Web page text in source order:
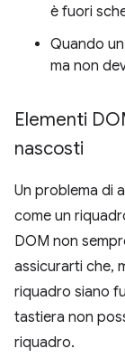
è fuori
Quando
ma non
Elementi
nascosti
Un problema di
come un
DOM non
assicurarti che,
riquadro siano
tastiera non
riquadro.